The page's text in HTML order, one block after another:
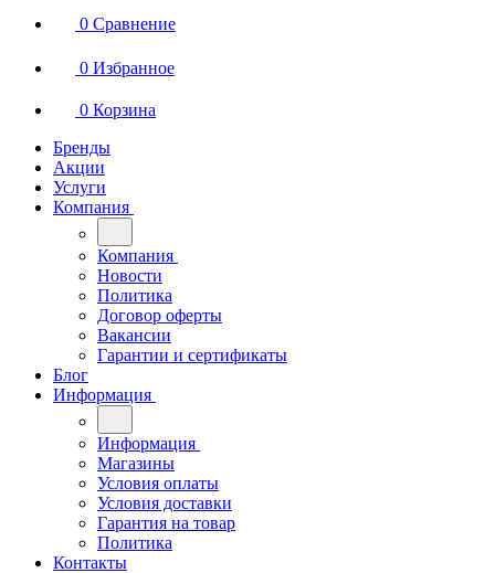
0 Сравнение
0 Избранное
0 Корзина
Бренды
Акции
Услуги
Компания
Компания
Новости
Политика
Договор оферты
Вакансии
Гарантии и сертификаты
Блог
Информация
Информация
Магазины
Условия оплаты
Условия доставки
Гарантия на товар
Политика
Контакты